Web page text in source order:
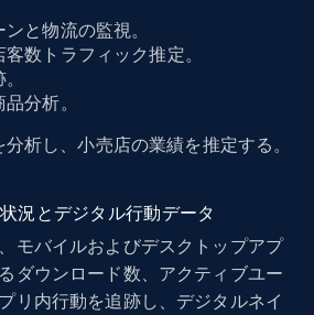
と物流の監視。
数トラフィック推定。
分析。
析し、小売店の業績を推定する。
況とデジタル行動データ
モバイルおよびデスクトップアプ
ダウンロード数、アクティブユー
リ内行動を追跡し、デジタルネイ